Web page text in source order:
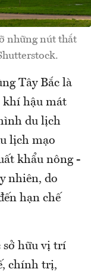
những nút thắt
Tây Bắc là
khí hậu mát
du lịch
lịch mạo
khẩu nông -
nhiên, do
hạn chế
sở hữu vị trí
chính trị,